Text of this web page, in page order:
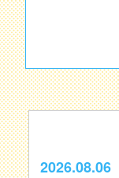
2026.08.06